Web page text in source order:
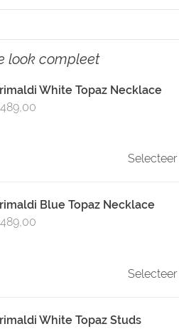
look compleet
White Topaz Necklace
Selecteer
Blue Topaz Necklace
Selecteer
White Topaz Studs